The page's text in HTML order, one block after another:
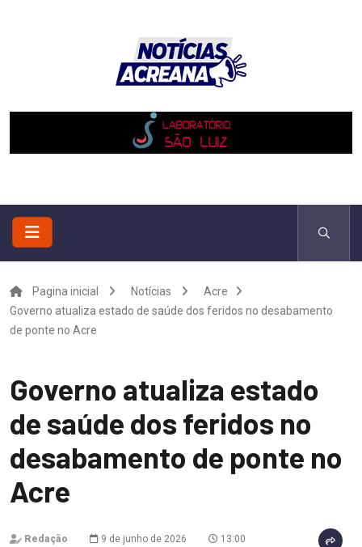
Pagina inicial Notícias
Acre
Governo atualiza estado de saúde dos feridos no desabamento
de ponte no Acre
Governo atualiza estado
de saúde dos feridos no
desabamento de ponte no
Acre
Redação 9 de junho de 2026 13:00